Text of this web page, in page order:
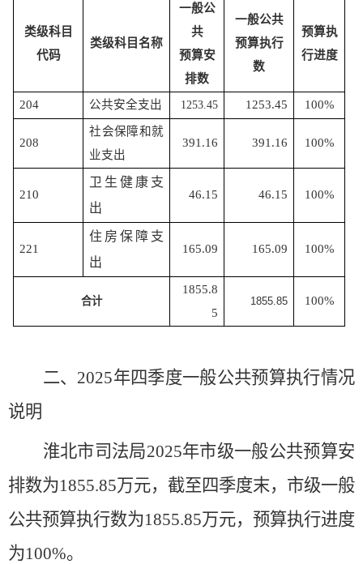
类级科目
代码
类级科目名称
一般公
共
预算安
排数
一般公共
预算执行
数
预算执
行进度
204 公共安全支出 1253.45 1253.45 100%
208
社会保障和就
业支出
391.16 391.16 100%
210
卫生健康支
出
46.15 46.15 100%
221
住房保障支
出
165.09 165.09 100%
合计
1855.8
5
1855.85 100%
二、 2025年四季度一般公共预算执行情况
说明
淮北市司法局2025年市级一般公共预算安
排数为1855.85万元，截至四季度末， 市级一般
公共预算执行数为1855.85万元，预算执行进度
为100%。